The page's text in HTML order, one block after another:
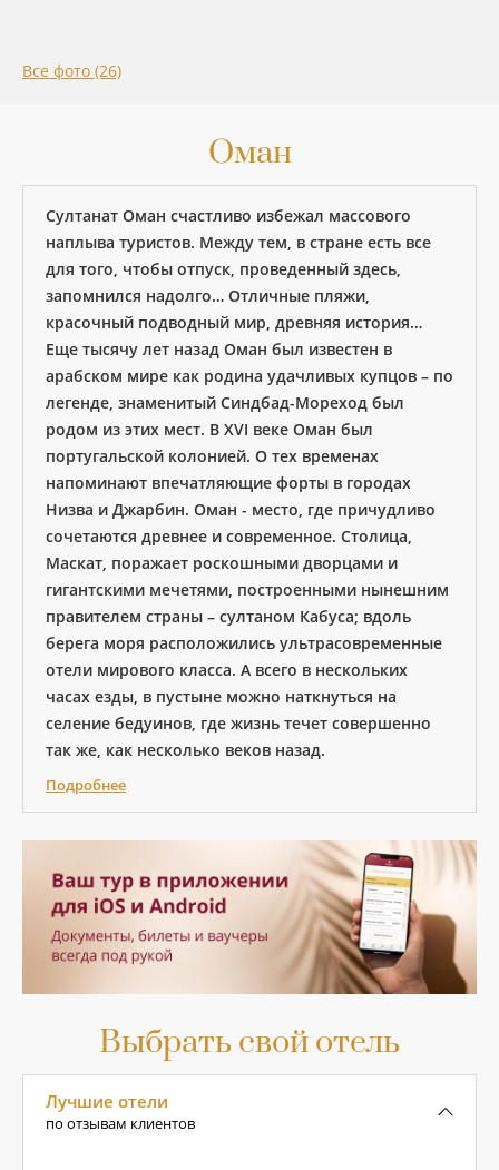
Все фото (26)
Оман
Султанат Оман счастливо избежал массового
наплыва туристов. Между тем, в стране есть все
для того, чтобы отпуск, проведенный здесь,
запомнился надолго… Отличные пляжи,
красочный подводный мир, древняя история…
Еще тысячу лет назад Оман был известен в
арабском мире как родина удачливых купцов – по
легенде, знаменитый Синдбад-Мореход был
родом из этих мест. В XVI веке Оман был
португальской колонией. О тех временах
напоминают впечатляющие форты в городах
Низва и Джарбин. Оман - место, где причудливо
сочетаются древнее и современное. Столица,
Маскат, поражает роскошными дворцами и
гигантскими мечетями, построенными нынешним
правителем страны – султаном Кабуса; вдоль
берега моря расположились ультрасовременные
отели мирового класса. А всего в нескольких
часах езды, в пустыне можно наткнуться на
селение бедуинов, где жизнь течет совершенно
так же, как несколько веков назад.
Подробнее
Выбрать свой отель
Лучшие отели
по отзывам клиентов